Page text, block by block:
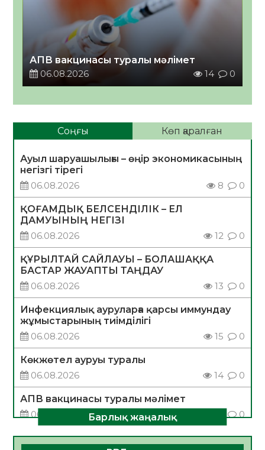
АПВ вакцинасы туралы мәлімет
06.08.2026
14 0
Соңғы Көп қаралған
Ауыл шаруашылығы – өңір экономикасының
негізгі тірегі
06.08.2026
8 0
ҚОҒАМДЫҚ БЕЛСЕНДІЛІК – ЕЛ
ДАМУЫНЫҢ НЕГІЗІ
06.08.2026
12 0
ҚҰРЫЛТАЙ САЙЛАУЫ – БОЛАШАҚҚА
БАСТАР ЖАУАПТЫ ТАҢДАУ
06.08.2026
13 0
Инфекциялық ауруларға қарсы иммундау
жұмыстарының тиімділігі
06.08.2026
15 0
Көкжөтел ауруы туралы
06.08.2026
14 0
АПВ вакцинасы туралы мәлімет
06.08.2026
0
Open Air: Қызылорда облысы полиция
Барлық жаңалық